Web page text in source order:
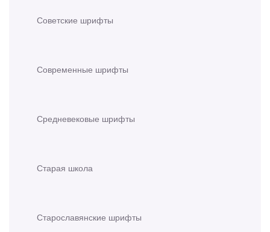
Советские шрифты
Современные шрифты
Средневековые шрифты
Старая школа
Старославянские шрифты